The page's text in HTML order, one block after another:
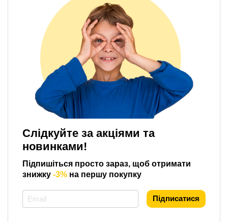
Слідкуйте за акціями та
новинками!
Підпишіться просто зараз, щоб отримати
знижку -3% на першу покупку
Підписатися